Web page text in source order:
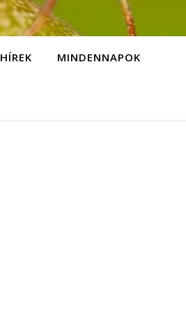
HÍREK MINDENNAPOK